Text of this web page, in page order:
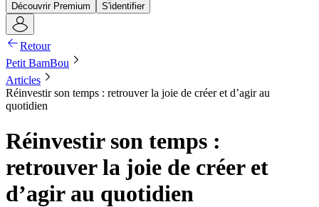
Découvrir Premium S'identifier
Retour
Petit BamBou
Articles
Réinvestir son temps : retrouver la joie de créer et d’agir au
quotidien
Réinvestir son temps :
retrouver la joie de créer et
d’agir au quotidien